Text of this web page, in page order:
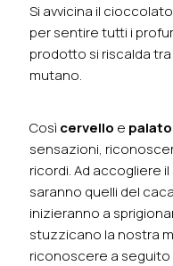
Si avvicina il
per sentire tutti i
prodotto si riscalda
mutano.
Così cervello e palato
sensazioni,
ricordi. Ad accogliere
saranno quelli del
inizieranno a
stuzzicano la nostra
riconoscere a seguito